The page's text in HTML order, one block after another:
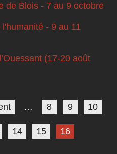
de Blois - 7 au 9 octobre
- 9 au 11
(17-20 août
… 8 9 10
14 15 16